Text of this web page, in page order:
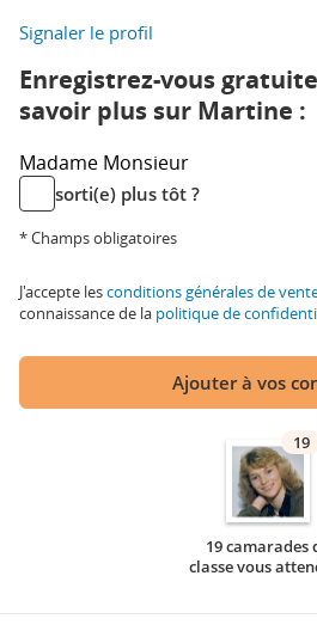
Signaler le profil
Enregistrez-vous
savoir plus sur Martine :
Madame Monsieur
sorti(e) plus tôt ?
* Champs obligatoires
J'accepte lesconditions générales de
connaissance de la politique de
Ajouter à vos
19
19 camarades
classe vous